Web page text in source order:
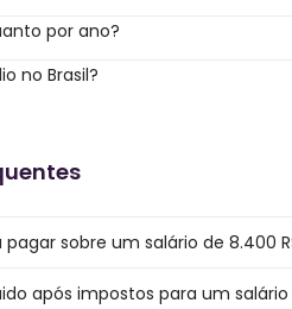
por ano?
no Brasil?
sobre um salário de 8.400
após impostos para um salário